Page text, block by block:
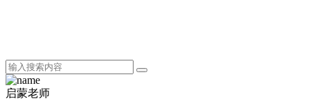
启蒙老师